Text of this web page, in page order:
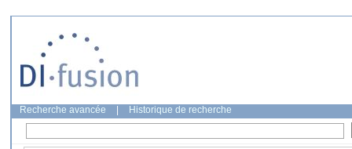
Recherche avancée Historique de recherche